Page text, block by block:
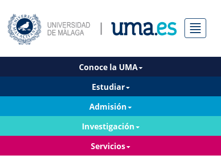
Menú
Conoce la UMA
Estudiar
Admisión
Investigación
Servicios